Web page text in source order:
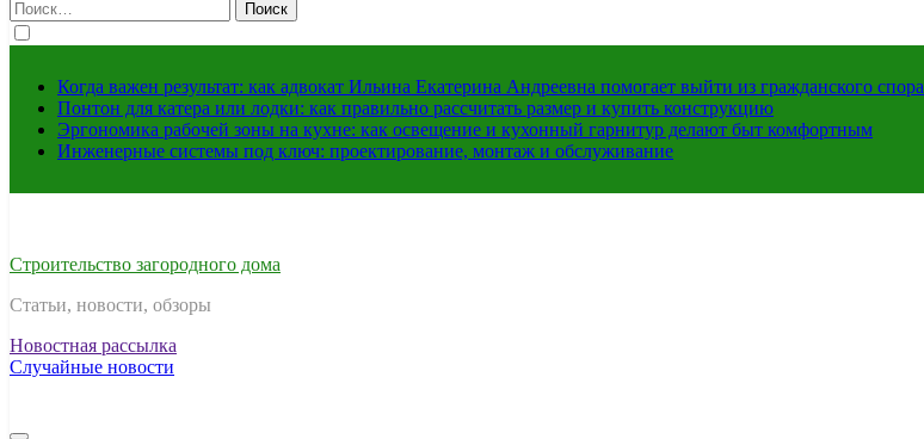
Найти:
Когда важен результат: как адвокат Ильина Екатерина Андреевна помогает выйти из гражданского спора
Понтон для катера или лодки: как правильно рассчитать размер и купить конструкцию
Эргономика рабочей зоны на кухне: как освещение и кухонный гарнитур делают быт комфортным
Инженерные системы под ключ: проектирование, монтаж и обслуживание
Строительство загородного дома
Статьи, новости, обзоры
Новостная рассылка
Случайные новости